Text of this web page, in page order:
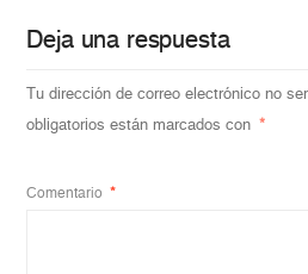
Deja una respuesta
Tu dirección de correo electrónico no
obligatorios están marcados con *
Comentario *